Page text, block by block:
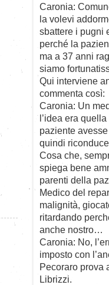
Caronia:
la volevi
sbattere i pugni
perché la
ma a 37 anni
siamo
Qui interviene
commenta così:
Caronia: Un
l’idea era
paziente
quindi
Cosa che,
spiega bene
parenti della
Medico del
malignità,
ritardando
anche nostro…
Caronia: No,
imposto con
Pecoraro prova
Librizzi.